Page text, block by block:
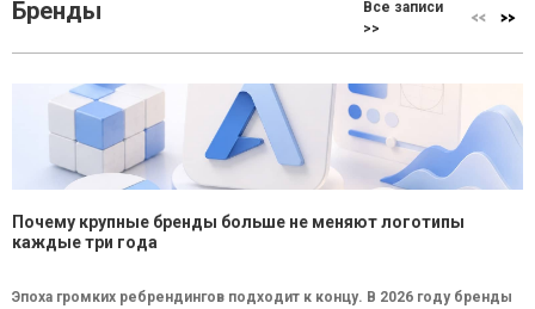
Бренды
Все записи
>>
Почему крупные бренды больше не меняют логотипы
каждые три года
Эпоха громких ребрендингов подходит к концу. В 2026 году бренды